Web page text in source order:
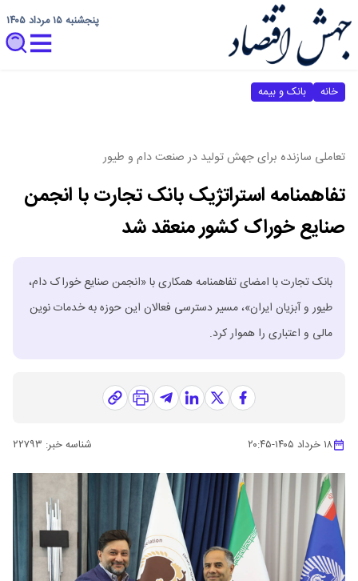
پنجشنبه ۱۵ مرداد ۱۴۰۵
خانه بانک و بیمه
تعاملی سازنده برای جهش تولید در صنعت دام و طیور
تفاهمنامه استراتژیک بانک تجارت با انجمن
صنایع خوراک کشور منعقد شد
بانک تجارت با امضای تفاهمنامه همکاری با «انجمن صنایع خوراک دام،
طیور و آبزیان ایران»، مسیر دسترسی فعالان این حوزه به خدمات نوین
مالی و اعتباری را هموار کرد.
۱۸ خرداد ۱۴۰۵ -۲۰:۴۵ شناسه خبر: ۲۲۷۹۳